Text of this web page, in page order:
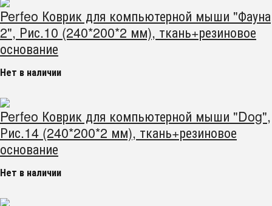
Perfeo Коврик для компьютерной мыши "Фауна
2", Рис.10 (240*200*2 мм), ткань+резиновое
основание
Нет в наличии
Perfeo Коврик для компьютерной мыши "Dog",
Рис.14 (240*200*2 мм), ткань+резиновое
основание
Нет в наличии